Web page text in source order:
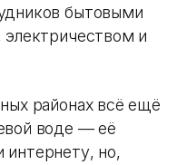
бытовыми
и
районах всё ещё
воде — её
но,